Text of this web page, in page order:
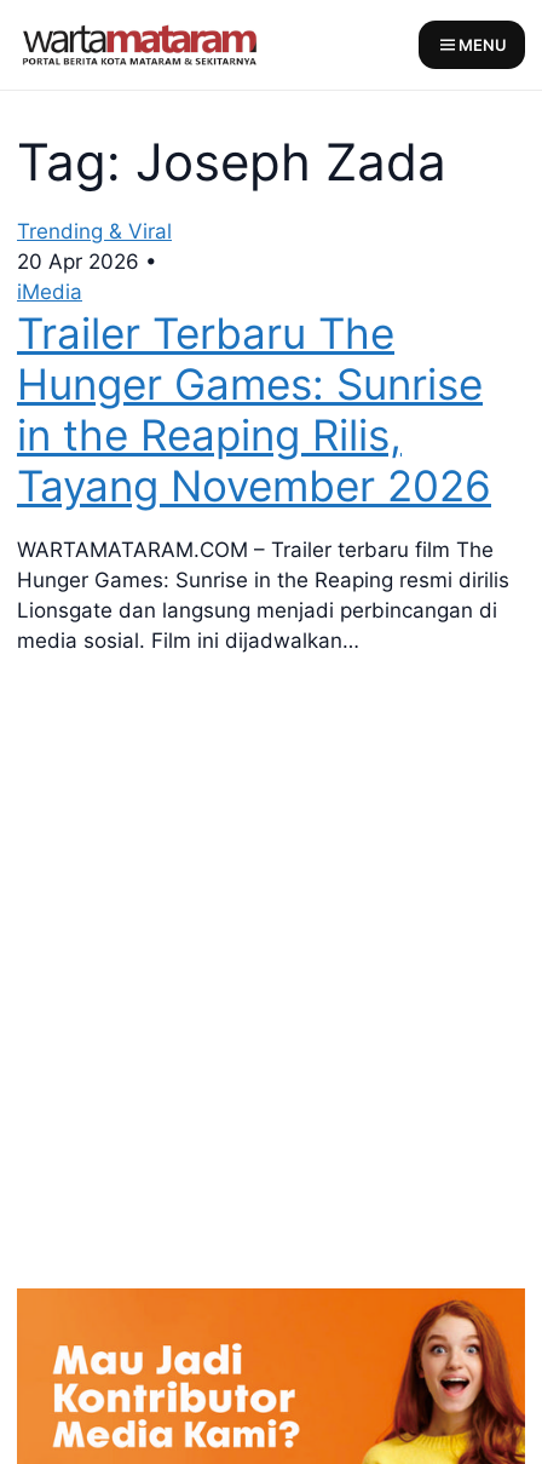
MENU
Tag: Joseph Zada
Trending & Viral
20 Apr 2026 •
iMedia
Trailer Terbaru The
Hunger Games: Sunrise
in the Reaping Rilis,
Tayang November 2026
WARTAMATARAM.COM – Trailer terbaru film The
Hunger Games: Sunrise in the Reaping resmi dirilis
Lionsgate dan langsung menjadi perbincangan di
media sosial. Film ini dijadwalkan…